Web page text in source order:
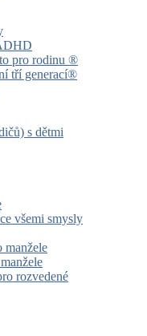
pro rodinu ®
tří generací®
s dětmi
všemi smysly
manžele
rozvedené